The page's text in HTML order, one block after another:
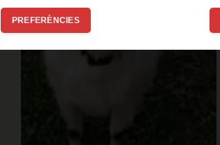
PREFERÈNCIES